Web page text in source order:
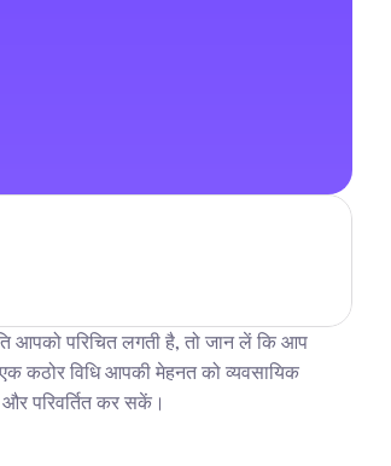
आपको परिचित लगती है, तो जान लें कि आप
कठोर विधि आपकी मेहनत को व्यवसायिक
परिवर्तित कर सकें।